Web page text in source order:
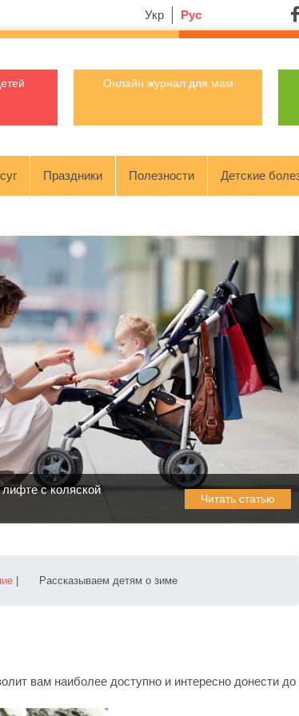
Укр Рус
Онлайн журнал для мам
Праздники Полезности Детские
с коляской
Читать статью
Рассказываем детям о зиме
вам наиболее доступно и интересно донести до